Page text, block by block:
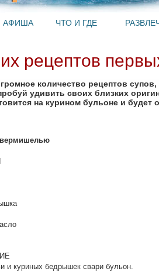
АФИША ЧТО И ГДЕ
рецептов
количество рецептов
удивить своих близких
на курином бульоне и
вермишелью
и куриных бедрышек свари бульон.